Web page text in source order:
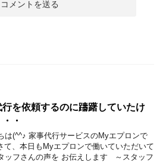
行を依頼するのに躊躇していたけ
・
は(^^♪ 家事代行サービスのMyエプロンで
、本日もMyエプロンで働いていただいて
ッフさんの声を お伝えします ～スタッフ